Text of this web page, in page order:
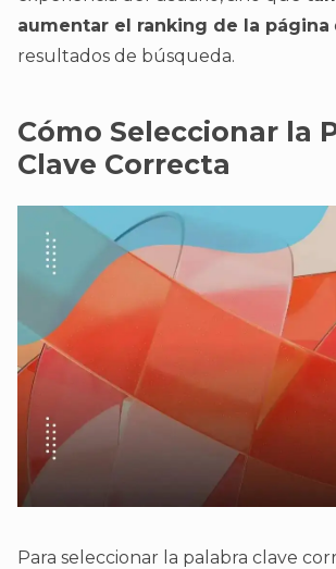
aumentar el ranking de la página
resultados de búsqueda.
Cómo Seleccionar la
Clave Correcta
Para seleccionar la palabra clave